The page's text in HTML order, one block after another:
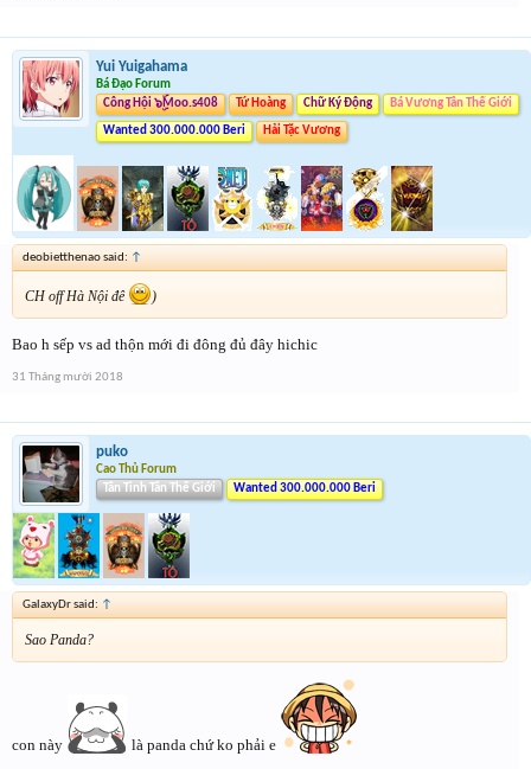
Yui Yuigahama
Bá Đạo Forum
Công Hội ๖ۣۜMoo.s408
Tứ Hoàng Chữ Ký Động Bá Vương Tân Thế Giới
Wanted 300.000.000 Beri Hải Tặc Vương
deobietthenao said: ↑
CH off Hà Nội đê )
Bao h sếp vs ad thộn mới đi đông đủ đây hichic
31 Tháng mười 2018
puko
Cao Thủ Forum
Tân Tinh Tân Thế Giới
Wanted 300.000.000 Beri
GalaxyDr said: ↑
Sao Panda?
con này là panda chứ ko phải e